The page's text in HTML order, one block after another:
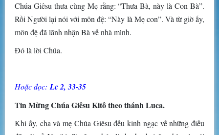
Chúa Giêsu thưa cùng Mẹ rằng: “Thưa Bà, này là Con Bà”.
Rồi Người lại nói với môn đệ: “Này là Mẹ con”. Và từ giờ ấy,
môn đệ đã lãnh nhận Bà về nhà mình.
Ðó là lời Chúa.
Hoặc đọc:Lc 2, 33-35
Tin Mừng Chúa Giêsu Kitô theo thánh Luca.
Khi ấy, cha và mẹ Chúa Giêsu đều kinh ngạc về những điều